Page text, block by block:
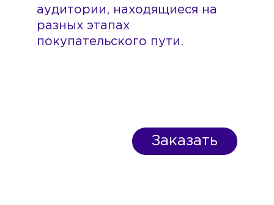
аудитории, находящиеся на
разных этапах
покупательского пути.
Заказать